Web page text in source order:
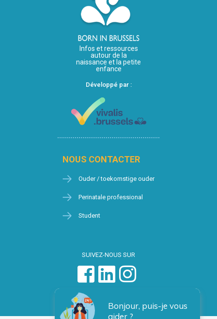
Infos et ressources
autour de la
naissance et la petite
enfance
Développé par :
NOUS CONTACTER
Ouder / toekomstige ouder
Perinatale professional
Student
SUIVEZ-NOUS SUR
Bonjour, puis-je vous
aider ?